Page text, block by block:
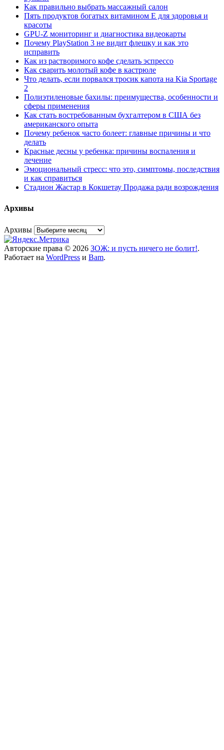
Как правильно выбрать массажный салон
Пять продуктов богатых витамином Е для здоровья и
красоты
GPU-Z мониторинг и диагностика видеокарты
Почему PlayStation 3 не видит флешку и как это
исправить
Как из растворимого кофе сделать эспрессо
Как сварить молотый кофе в кастрюле
Что делать, если порвался тросик капота на Kia Sportage
2
Полиэтиленовые бахилы: преимущества, особенности и
сферы применения
Как стать востребованным бухгалтером в США без
американского опыта
Почему ребенок часто болеет: главные причины и что
делать
Красные десны у ребенка: причины воспаления и
лечение
Эмоциональный стресс: что это, симптомы, последствия
и как справиться
Стадион Жастар в Кокшетау Продажа ради возрождения
Архивы
Архивы
Авторские права © 2026 ЗОЖ: и пусть ничего не болит!.
Работает на WordPress и Bam.